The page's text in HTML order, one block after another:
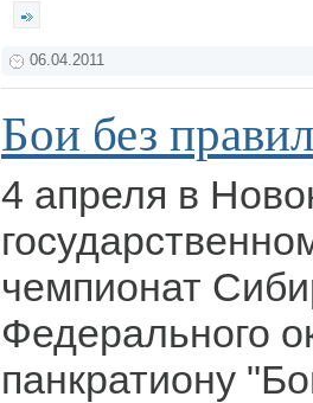
06.04.2011
Бои без правил
4 апреля в
чемпионат
Федерального
панкратиону